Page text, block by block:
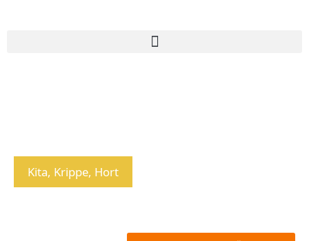
Kita, Krippe, Hort